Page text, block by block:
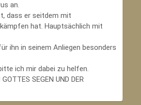
an.
dass er seitdem mit
hat. Hauptsächlich mit
ihn in seinem Anliegen besonders
ich mir dabei zu helfen.
SEGEN UND DER